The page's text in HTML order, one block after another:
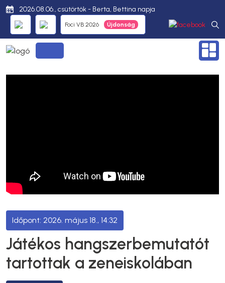
2026.08.06., csütörtök - Berta, Bettina napja
Foci VB 2026
2026. május 18., 14:32
Játékos hangszerbemutatót
tartottak a zeneiskolában